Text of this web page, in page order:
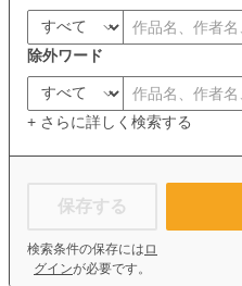
除外ワード
+ さらに詳しく検索する
保存する
検索条件の保存には ロ
グインが必要です。